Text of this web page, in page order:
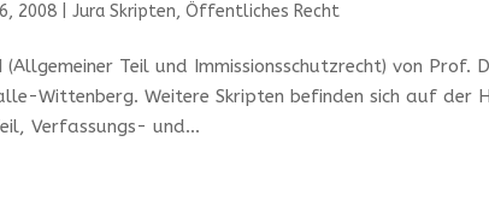
2008 |Jura Skripten,Öffentliches Recht
(Allgemeiner Teil und Immissionsschutzrecht) von
Wittenberg. Weitere Skripten befinden sich auf der
Verfassungs- und...